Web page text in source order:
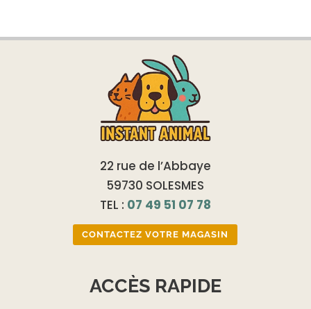
22 rue de l’Abbaye
59730 SOLESMES
TEL : 07 49 51 07 78
CONTACTEZ VOTRE MAGASIN
ACCÈS RAPIDE